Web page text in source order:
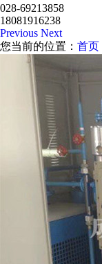
028-69213858
18081916238
Previous Next
您当前的位置： 首页